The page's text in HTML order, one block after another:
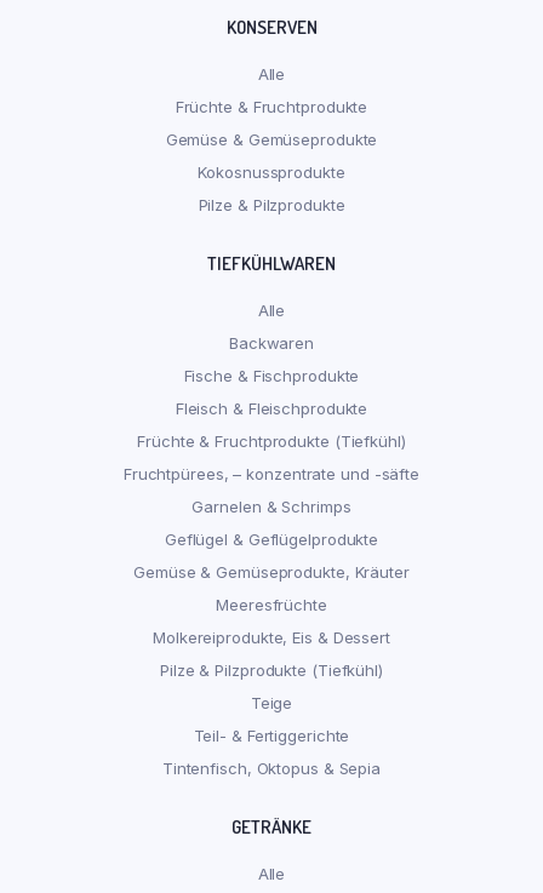
KONSERVEN
Alle
Früchte & Fruchtprodukte
Gemüse & Gemüseprodukte
Kokosnussprodukte
Pilze & Pilzprodukte
TIEFKÜHLWAREN
Alle
Backwaren
Fische & Fischprodukte
Fleisch & Fleischprodukte
Früchte & Fruchtprodukte (Tiefkühl)
Fruchtpürees, – konzentrate und -säfte
Garnelen & Schrimps
Geflügel & Geflügelprodukte
Gemüse & Gemüseprodukte, Kräuter
Meeresfrüchte
Molkereiprodukte, Eis & Dessert
Pilze & Pilzprodukte (Tiefkühl)
Teige
Teil- & Fertiggerichte
Tintenfisch, Oktopus & Sepia
GETRÄNKE
Alle